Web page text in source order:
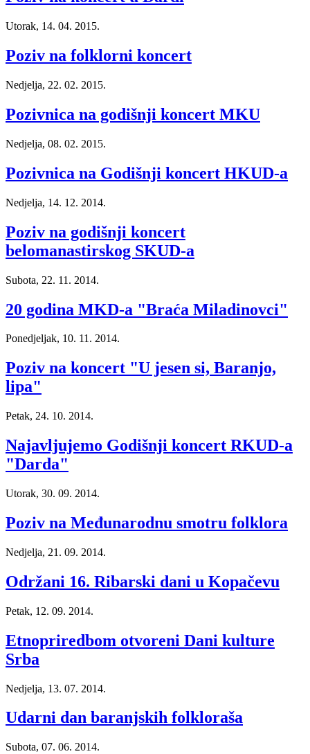
Utorak, 14. 04. 2015.
Poziv na folklorni koncert
Nedjelja, 22. 02. 2015.
Pozivnica na godišnji koncert MKU
Nedjelja, 08. 02. 2015.
Pozivnica na Godišnji koncert HKUD-a
Nedjelja, 14. 12. 2014.
Poziv na godišnji koncert
belomanastirskog SKUD-a
Subota, 22. 11. 2014.
20 godina MKD-a "Braća Miladinovci"
Ponedjeljak, 10. 11. 2014.
Poziv na koncert "U jesen si, Baranjo,
lipa"
Petak, 24. 10. 2014.
Najavljujemo Godišnji koncert RKUD-a
"Darda"
Utorak, 30. 09. 2014.
Poziv na Međunarodnu smotru folklora
Nedjelja, 21. 09. 2014.
Održani 16. Ribarski dani u Kopačevu
Petak, 12. 09. 2014.
Etnopriredbom otvoreni Dani kulture
Srba
Nedjelja, 13. 07. 2014.
Udarni dan baranjskih folkloraša
Subota, 07. 06. 2014.